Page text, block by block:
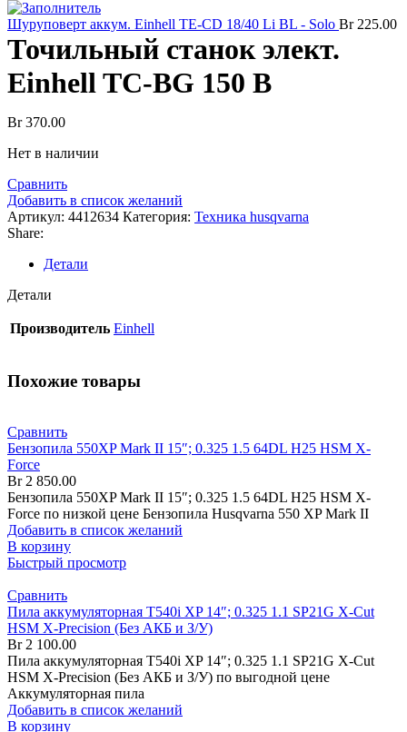
Шуруповерт аккум. Einhell TE-CD 18/40 Li BL - Solo Br225.00
Точильный станок элект.
Einhell TC-BG 150 B
Br370.00
Нет в наличии
Сравнить
Добавить в список желаний
Артикул: 4412634 Категория: Техника husqvarna
Share:
Детали
Детали
Производитель Einhell
Похожие товары
Сравнить
Бензопила 550XP Mark II 15″; 0.325 1.5 64DL H25 HSM X-
Force
Br2 850.00
Бензопила 550XP Mark II 15″; 0.325 1.5 64DL H25 HSM X-
Force по низкой цене Бензопила Husqvarna 550 XP Mark II
Добавить в список желаний
В корзину
Быстрый просмотр
Сравнить
Пила аккумуляторная T540i XP 14″; 0.325 1.1 SP21G X-Cut
HSM X-Precision (Без АКБ и З/У)
Br2 100.00
Пила аккумуляторная T540i XP 14″; 0.325 1.1 SP21G X-Cut
HSM X-Precision (Без АКБ и З/У) по выгодной цене
Аккумуляторная пила
Добавить в список желаний
В корзину